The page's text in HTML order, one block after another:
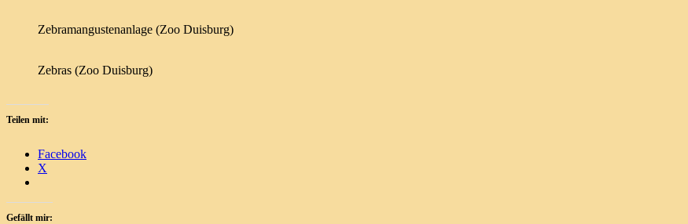
Zebramangustenanlage (Zoo Duisburg)
Zebras (Zoo Duisburg)
Teilen mit:
Facebook
X
Gefällt mir: